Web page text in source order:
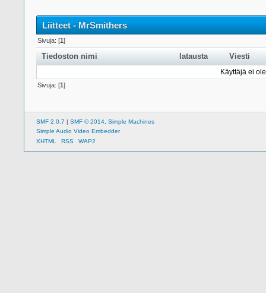
Liitteet - MrSmithers
Sivuja: [1]
Tiedoston nimi latausta Viesti
Käyttäjä ei
Sivuja: [1]
SMF 2.0.7 | SMF © 2014 Simple Machines
Simple Audio Video Embedder
XHTML
RSS WAP2